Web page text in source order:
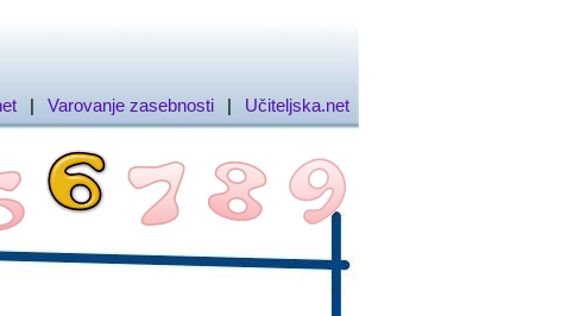
| Varovanje zasebnosti | Učiteljska.net